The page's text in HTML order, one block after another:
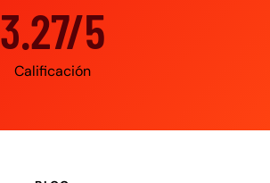
4.95/5
Calificación